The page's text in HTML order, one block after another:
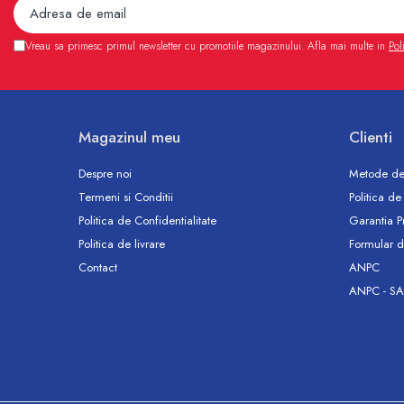
Accesorii
Vase WC
Rezervoare incastrate
clapete
Clapete rezervoare si accesorii
Ventiloconvectoare
Ventiloconvectoare
Termostate Accesorii Ventiloconvectoare
Aere conditionate
Vreau sa primesc primul newsletter cu promotiile magazinului. Afla mai multe in
Magazinul meu
Despre noi
Termeni si Conditii
Politica de Confidentialitate
Politica de livrare
Contact
Clienti
Metode
Politica de
Garantia
Formular
ANPC
ANPC -